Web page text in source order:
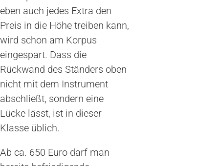
eben auch jedes Extra den
Preis in die Höhe treiben kann,
wird schon am Korpus
eingespart. Dass die
Rückwand des Ständers oben
nicht mit dem Instrument
abschließt, sondern eine
Lücke lässt, ist in dieser
Klasse üblich.
Ab ca. 650 Euro darf man